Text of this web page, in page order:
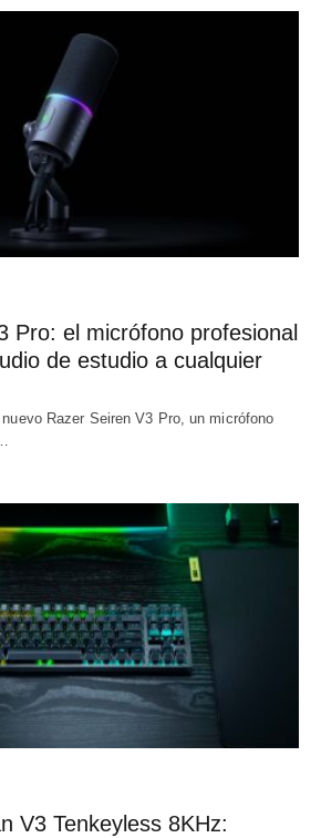
Pro: el micrófono profesional
de estudio a cualquier
Razer Seiren V3 Pro, un micrófono
V3 Tenkeyless 8KHz: